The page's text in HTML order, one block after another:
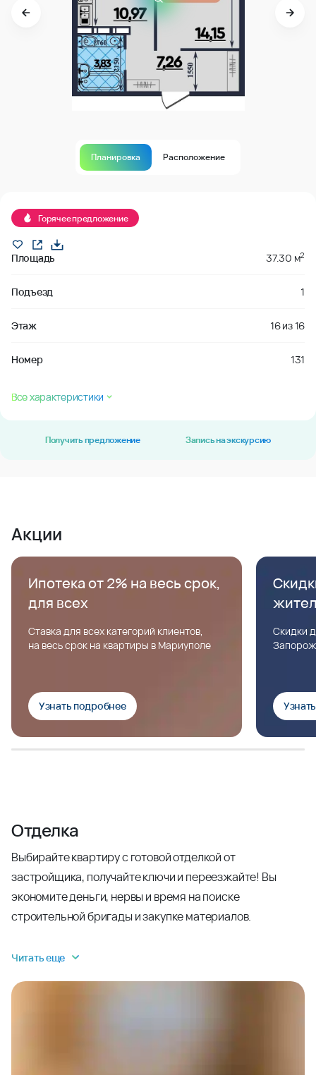
Планировка Расположение
Горячее предложение
Площадь 37.30 м2
Подъезд 1
Этаж 16из16
Номер 131
Все характеристики
Получить предложение Запись на экскурсию
Акции
Ипотека от 2% на весь срок,
для всех
Ставка для всех категорий клиентов,
на весь срок на квартиры в Мариуполе
Узнать подробнее
Скидки
Отделка
Выбирайте квартиру с готовой отделкой от
застройщика, получайте ключи и переезжайте! Вы
экономите деньги, нервы и время на поиске
строительной бригады и закупке материалов.
Читать еще